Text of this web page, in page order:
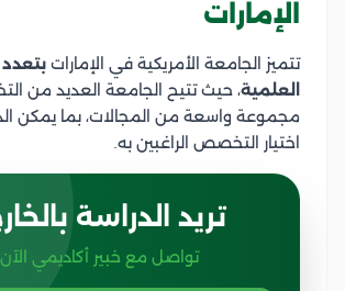
الإمارات
تتميز الجامعة الأمريكية في الإمارات
العلمية، حيث تتيح الجامعة العديد من
مجموعة واسعة من المجالات، بما يمكن
اختيار التخصص الراغبين به.
تريد الدراسة
تواصل مع خبير أكاديمي الآن